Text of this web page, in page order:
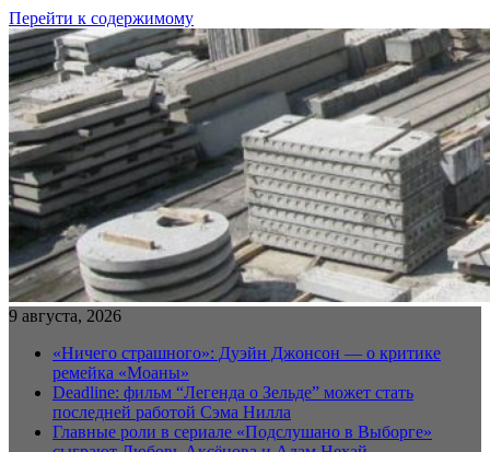
Перейти к содержимому
9 августа, 2026
«Ничего страшного»: Дуэйн Джонсон — о критике
ремейка «Моаны»
Deadline: фильм “Легенда о Зельде” может стать
последней работой Сэма Нилла
Главные роли в сериале «Подслушано в Выборге»